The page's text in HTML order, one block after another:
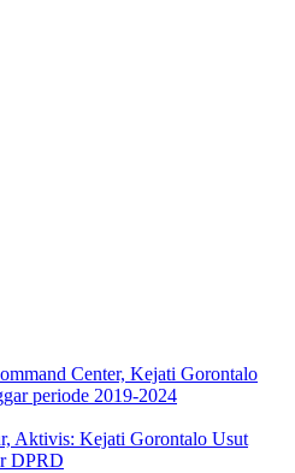
Center, Kejati Gorontalo
periode 2019-2024
Aktivis: Kejati Gorontalo Usut
DPRD